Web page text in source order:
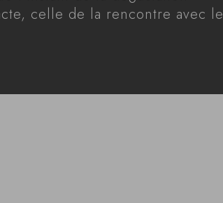
celle de la rencontre avec le